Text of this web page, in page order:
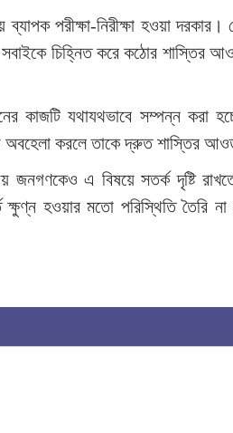
পরীক্ষা-নিরীক্ষা হওয়া
সবাইকে চিহ্নিত করে কঠোর
কাজটি যথাযথভাবে সম্পন্ন করা
করলে তাকে দ্রুত শাস্তির
জনগণকেও এ বিষয়ে সতর্ক দৃষ্টি
ক্ষুণ্ন হওয়ার মতো পরিস্থিতি তৈরি